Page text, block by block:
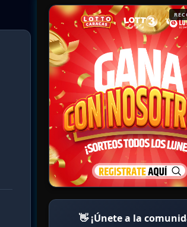
👋 ¡Únete a la